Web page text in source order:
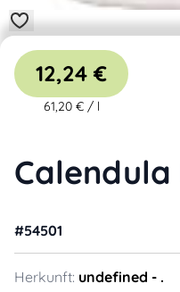
#54501
Herkunft: undefined - .
12,24 €
61,20 €/ l